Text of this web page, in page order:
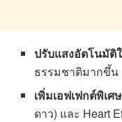
ปรับแสงอัตโนมัติ
ธรรมชาติมากขึ้น
เพิ่มเอฟเฟกต์พิเศษ
ดาว) และ Heart